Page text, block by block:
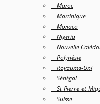
Maroc
Martinique
Monaco
Nigéria
Nouvelle
Polynésie
Royaume-Uni
Sénégal
St-Pierre-et-
Suisse